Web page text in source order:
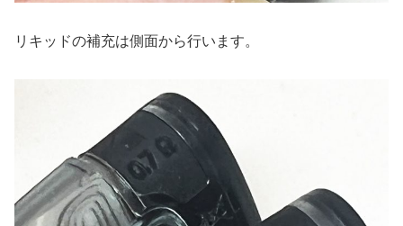
リキッドの補充は側面から行います。